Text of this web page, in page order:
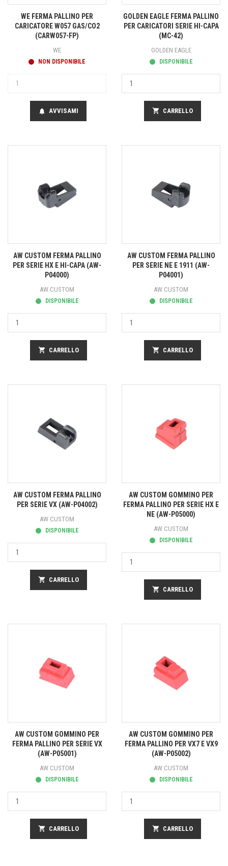
WE FERMA PALLINO PER
CARICATORE W057 GAS/CO2
(CARW057-FP)
WE
NON DISPONIBILE
notifications AVVISAMI
GOLDEN EAGLE FERMA PALLINO
PER CARICATORI SERIE HI-CAPA
(MC-42)
GOLDEN EAGLE
DISPONIBILE
shopping_cart CARRELLO
AW CUSTOM FERMA PALLINO
PER SERIE HX E HI-CAPA (AW-
P04000)
AW CUSTOM
DISPONIBILE
shopping_cart CARRELLO
AW CUSTOM FERMA PALLINO
PER SERIE NE E 1911 (AW-
P04001)
AW CUSTOM
DISPONIBILE
shopping_cart CARRELLO
AW CUSTOM FERMA PALLINO
PER SERIE VX (AW-P04002)
AW CUSTOM
DISPONIBILE
shopping_cart CARRELLO
AW CUSTOM GOMMINO PER
FERMA PALLINO PER SERIE HX E
NE (AW-P05000)
AW CUSTOM
DISPONIBILE
shopping_cart CARRELLO
AW CUSTOM GOMMINO PER
FERMA PALLINO PER SERIE VX
(AW-P05001)
AW CUSTOM
DISPONIBILE
shopping_cart CARRELLO
AW CUSTOM GOMMINO PER
FERMA PALLINO PER VX7 E VX9
(AW-P05002)
AW CUSTOM
DISPONIBILE
shopping_cart CARRELLO